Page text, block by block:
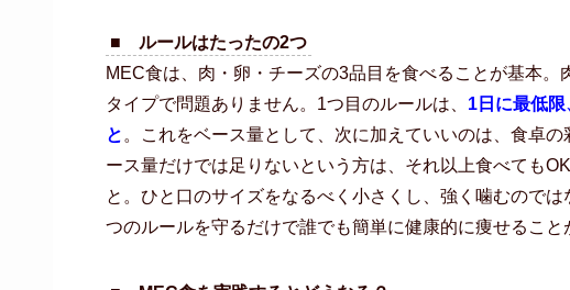
■ ルールはたったの2つ
MEC食は、肉・卵・チーズの3品目を食べることが基本
タイプで問題ありません。1つ目のルールは、 1日に最低
と 。これをベース量として、次に加えていいのは、食卓
ース量だけでは足りないという方は、それ以上食べても
と。ひと口のサイズをなるべく小さくし、強く噛むので
つのルールを守るだけで誰でも簡単に健康的に痩せること